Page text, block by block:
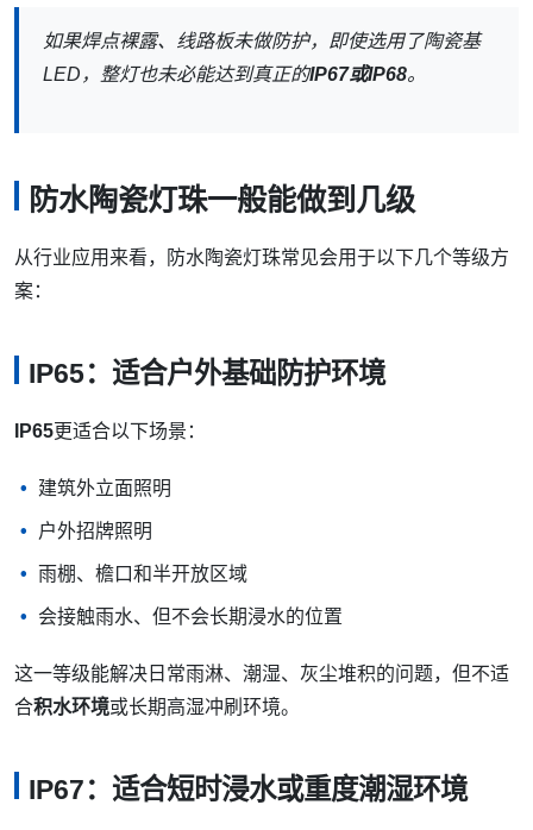
如果焊点裸露、线路板未做防护，即使选用了陶瓷基
LED，整灯也未必能达到真正的IP67或IP68。
防水陶瓷灯珠一般能做到几级
从行业应用来看，防水陶瓷灯珠常见会用于以下几个等级方
案：
IP65：适合户外基础防护环境
IP65更适合以下场景：
建筑外立面照明
户外招牌照明
雨棚、檐口和半开放区域
会接触雨水、但不会长期浸水的位置
这一等级能解决日常雨淋、潮湿、灰尘堆积的问题，但不适
合积水环境或长期高湿冲刷环境。
IP67：适合短时浸水或重度潮湿环境